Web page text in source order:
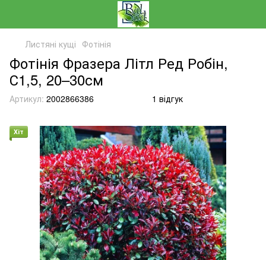
Листяні кущі Фотінія
Фотінія Фразера Літл Ред Робін,
С1,5, 20–30см
Артикул: 2002866386 1 відгук
Хіт